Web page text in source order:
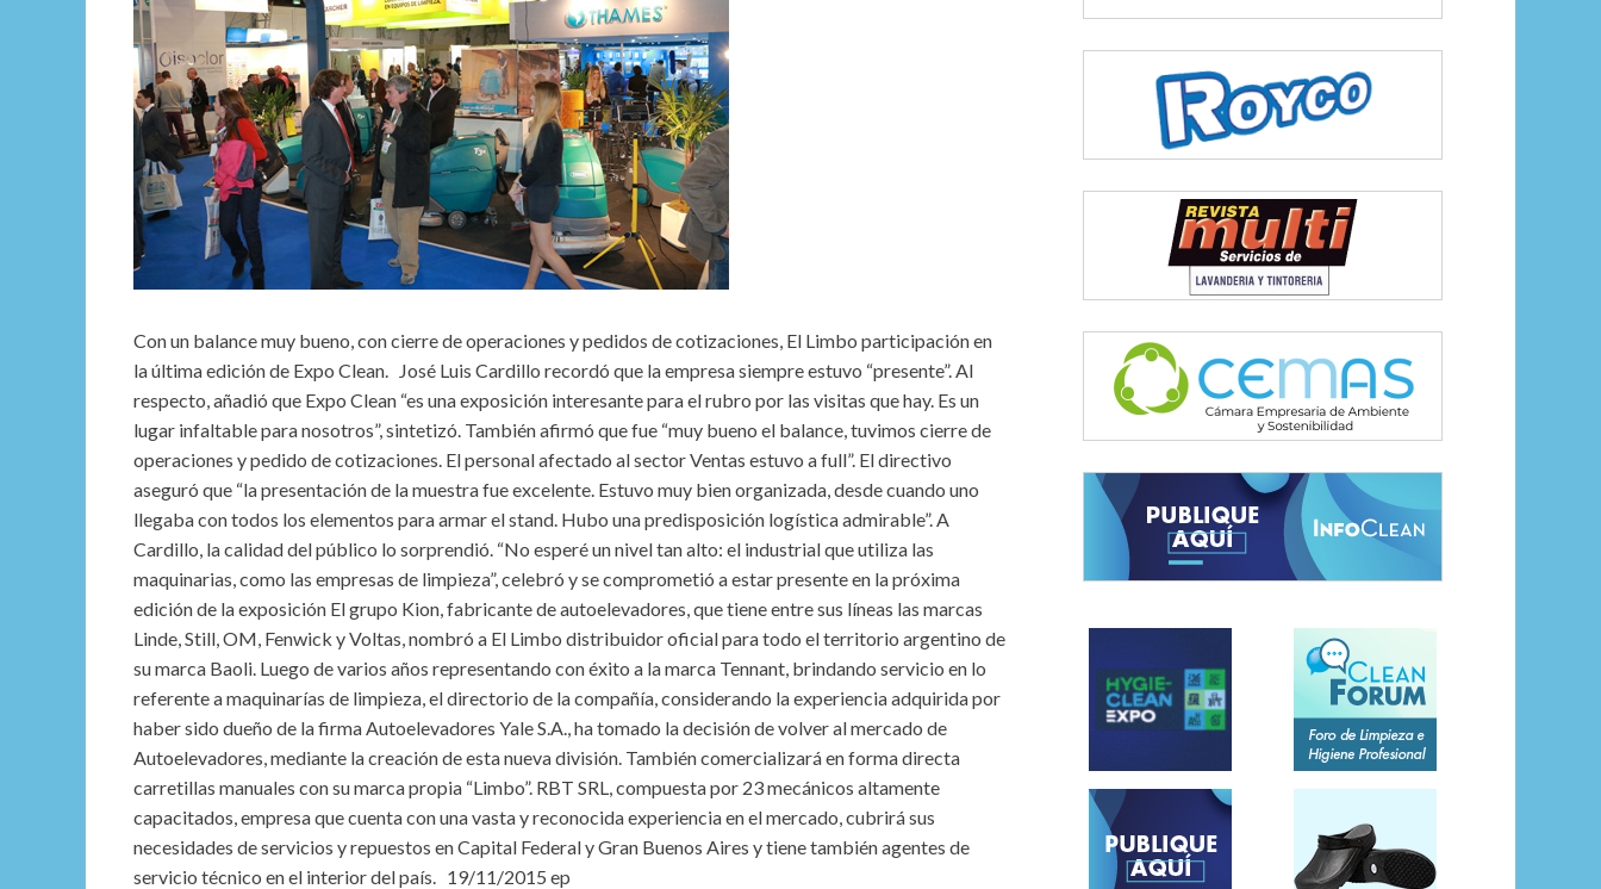
Con un balance muy bueno, con cierre de operaciones y pedidos de cotizaciones, El Limbo participación en
la última edición de Expo Clean. José Luis Cardillo recordó que la empresa siempre estuvo “presente”. Al
respecto, añadió que Expo Clean “es una exposición interesante para el rubro por las visitas que hay. Es un
lugar infaltable para nosotros”, sintetizó. También afirmó que fue “muy bueno el balance, tuvimos cierre de
operaciones y pedido de cotizaciones. El personal afectado al sector Ventas estuvo a full”. El directivo
aseguró que “la presentación de la muestra fue excelente. Estuvo muy bien organizada, desde cuando uno
llegaba con todos los elementos para armar el stand. Hubo una predisposición logística admirable”. A
Cardillo, la calidad del público lo sorprendió. “No esperé un nivel tan alto: el industrial que utiliza las
maquinarias, como las empresas de limpieza”, celebró y se comprometió a estar presente en la próxima
edición de la exposición El grupo Kion, fabricante de autoelevadores, que tiene entre sus líneas las marcas
Linde, Still, OM, Fenwick y Voltas, nombró a El Limbo distribuidor oficial para todo el territorio argentino de
su marca Baoli. Luego de varios años representando con éxito a la marca Tennant, brindando servicio en lo
referente a maquinarías de limpieza, el directorio de la compañía, considerando la experiencia adquirida por
haber sido dueño de la firma Autoelevadores Yale S.A., ha tomado la decisión de volver al mercado de
Autoelevadores, mediante la creación de esta nueva división. También comercializará en forma directa
carretillas manuales con su marca propia “Limbo”. RBT SRL, compuesta por 23 mecánicos altamente
capacitados, empresa que cuenta con una vasta y reconocida experiencia en el mercado, cubrirá sus
necesidades de servicios y repuestos en Capital Federal y Gran Buenos Aires y tiene también agentes de
servicio técnico en el interior del país. 19/11/2015 ep